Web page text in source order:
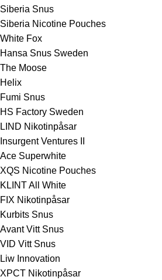
Siberia Snus
Siberia Nicotine Pouches
White Fox
Hansa Snus Sweden
The Moose
Helix
Fumi Snus
HS Factory Sweden
LIND Nikotinpåsar
Insurgent Ventures II
Ace Superwhite
XQS Nicotine Pouches
KLINT All White
FIX Nikotinpåsar
Kurbits Snus
Avant Vitt Snus
VID Vitt Snus
Liw Innovation
XPCT Nikotinpåsar